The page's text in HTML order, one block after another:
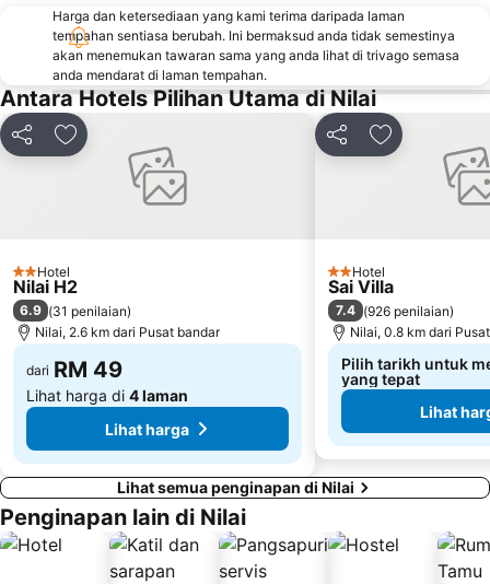
Taman KLCC
Central Market Kuala Lumpur
The Curve
Putrajaya Hot Air Balloon Fiesta
Rumah Api Tanjung Tuan
Lot 10
Bukit Melawati
Monorail
Tropicana City Mall
Kepong Forestry Park - FRIM
Sultan Abdul Samad Building
Istana Budaya
Istana Negara
Tugu Negara
Lake Garden
Harga dan ketersediaan yang kami terima daripada laman
tempahan sentiasa berubah. Ini bermaksud anda tidak semestinya
akan menemukan tawaran sama yang anda lihat di trivago semasa
anda mendarat di laman tempahan.
Antara Hotels Pilihan Utama di Nilai
Kongsi Tambah ke favorit
2 Bintang
Hotel
Nilai H2
6.9 (31 penilaian)
Nilai, 2.6 km dari Pusat bandar
dari RM 49
Lihat harga di 4 laman
Lihat harga
Kongsi Tambah ke
2 Bintang
Hotel
Sai Villa
7.4 (926 penilaian)
Nilai, 0.8 km dari
Pilih tarikh untuk
yang tepat
Lihat
Lihat semua penginapan di Nilai
Penginapan lain di Nilai